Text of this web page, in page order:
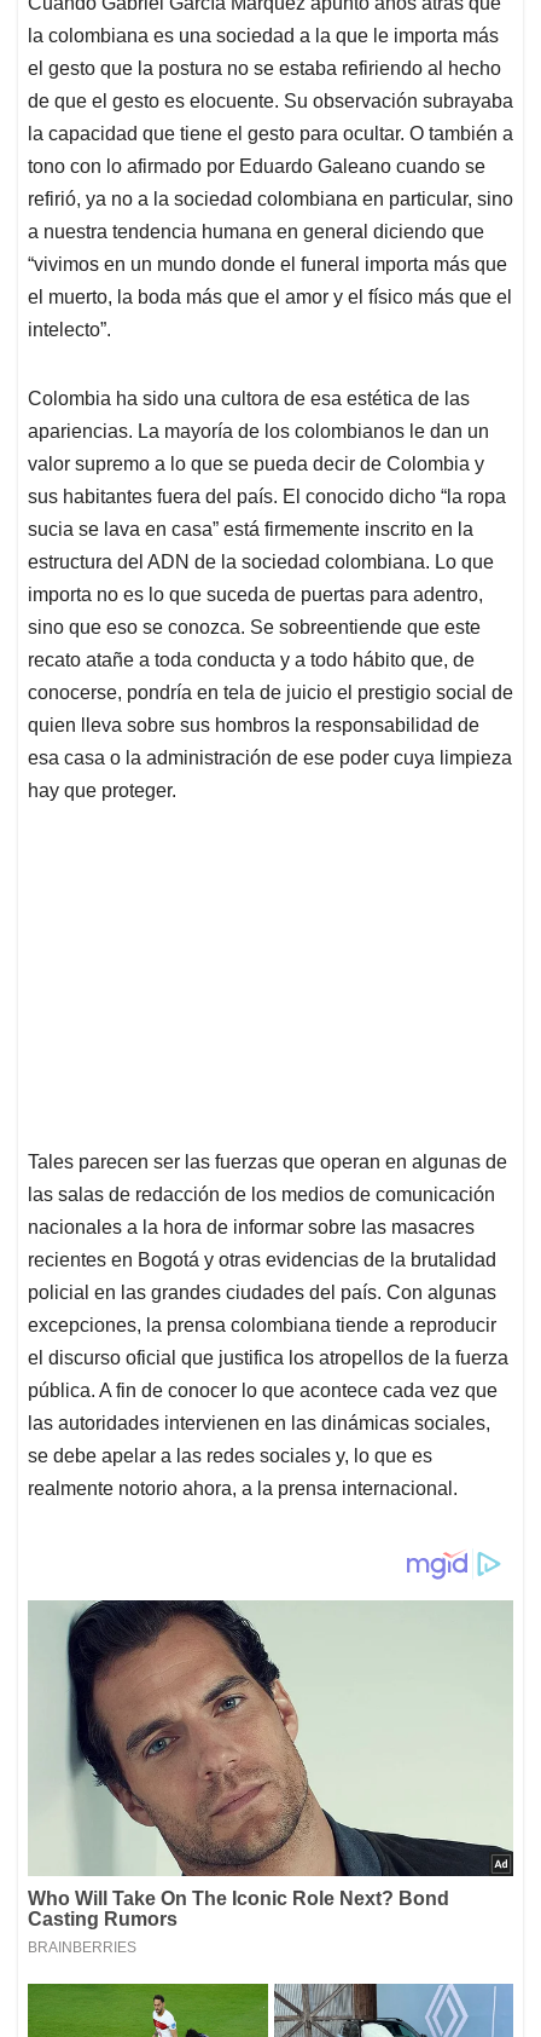
s
A
p
p
b
o
o
k
e
d
I
n
l
a
d
s
la colombiana es una sociedad a la que le importa más
el gesto que la postura no se estaba refiriendo al hecho
de que el gesto es elocuente. Su observación subrayaba
la capacidad que tiene el gesto para ocultar. O también a
tono con lo afirmado por Eduardo Galeano cuando se
refirió, ya no a la sociedad colombiana en particular, sino
a nuestra tendencia humana en general diciendo que
“vivimos en un mundo donde el funeral importa más que
el muerto, la boda más que el amor y el físico más que el
intelecto”.
Colombia ha sido una cultora de esa estética de las
apariencias. La mayoría de los colombianos le dan un
valor supremo a lo que se pueda decir de Colombia y
sus habitantes fuera del país. El conocido dicho “la ropa
sucia se lava en casa” está firmemente inscrito en la
estructura del ADN de la sociedad colombiana. Lo que
importa no es lo que suceda de puertas para adentro,
sino que eso se conozca. Se sobreentiende que este
recato atañe a toda conducta y a todo hábito que, de
conocerse, pondría en tela de juicio el prestigio social de
quien lleva sobre sus hombros la responsabilidad de
esa casa o la administración de ese poder cuya limpieza
hay que proteger.
Tales parecen ser las fuerzas que operan en algunas de
las salas de redacción de los medios de comunicación
nacionales a la hora de informar sobre las masacres
recientes en Bogotá y otras evidencias de la brutalidad
policial en las grandes ciudades del país. Con algunas
excepciones, la prensa colombiana tiende a reproducir
el discurso oficial que justifica los atropellos de la fuerza
pública. A fin de conocer lo que acontece cada vez que
las autoridades intervienen en las dinámicas sociales,
se debe apelar a las redes sociales y, lo que es
realmente notorio ahora, a la prensa internacional.